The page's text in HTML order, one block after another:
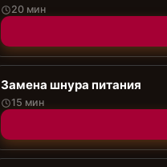
20 мин
Замена шнура питания
15 мин